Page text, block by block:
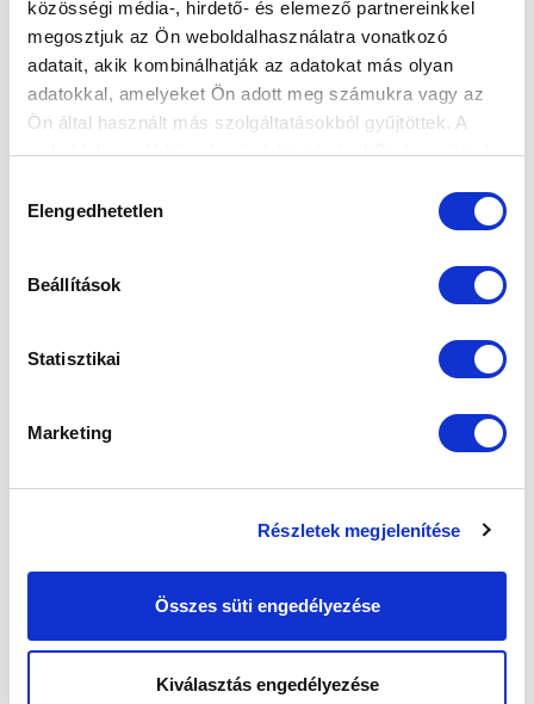
közösségi média-, hirdető- és elemező partnereinkkel
megosztjuk az Ön weboldalhasználatra vonatkozó
adatait, akik kombinálhatják az adatokat más olyan
adatokkal, amelyeket Ön adott meg számukra vagy az
Ön által használt más szolgáltatásokból gyűjtöttek. A
weboldalon való böngészés folytatásával Ön hozzájárul a
kiválasztása
Elengedhetetlen
Beállítások
Statisztikai
Marketing
Részletek megjelenítése
Összes süti engedélyezése
Kiválasztás engedélyezése
Elfogadom az Adatvédelmi tájékoztatót
FELIRATKOZOM